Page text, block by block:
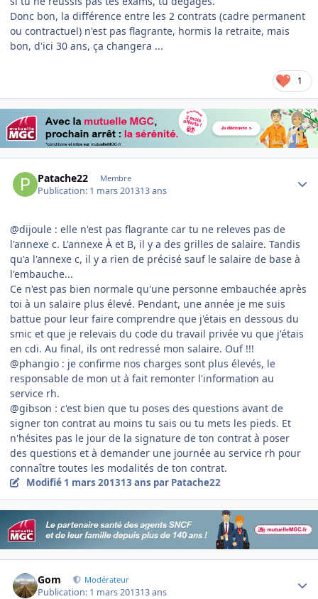
Donc bon, la différence entre les 2 contrats (cadre permanent
ou contractuel) n'est pas flagrante, hormis la retraite, mais
bon, d'ici 30 ans, ça changera ...
1
Patache22 Membre
Publication: 1 mars 201313 ans
@dijoule : elle n'est pas flagrante car tu ne releves pas de
l'annexe c. L'annexe À et B, il y a des grilles de salaire. Tandis
qu'a l'annexe c, il y a rien de précisé sauf le salaire de base à
l'embauche...
Ce n'est pas bien normale qu'une personne embauchée après
toi à un salaire plus élevé. Pendant, une année je me suis
battue pour leur faire comprendre que j'étais en dessous du
smic et que je relevais du code du travail privée vu que j'étais
en cdi. Au final, ils ont redressé mon salaire. Ouf !!!
@phangio : je confirme nos charges sont plus élevés, le
responsable de mon ut à fait remonter l'information au
service rh.
@gibson : c'est bien que tu poses des questions avant de
signer ton contrat au moins tu sais ou tu mets les pieds. Et
n'hésites pas le jour de la signature de ton contrat à poser
des questions et à demander une journée au service rh pour
connaître toutes les modalités de ton contrat.
Modifié 1 mars 201313 ans par Patache22
Gom Modérateur
Publication: 1 mars 201313 ans